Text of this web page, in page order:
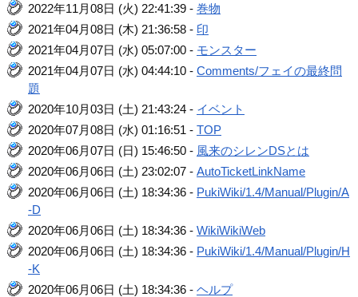
2022年11月08日 (火) 22:41:39 -巻物
2021年04月08日 (木) 21:36:58 - 印
2021年04月07日 (水) 05:07:00 - モンスター
2021年04月07日 (水) 04:44:10 -Comments/フェイの最終問
題
2020年10月03日 (土) 21:43:24 - イベント
2020年07月08日 (水) 01:16:51 -TOP
2020年06月07日 (日) 15:46:50 - 風来のシレンDSとは
2020年06月06日 (土) 23:02:07 -AutoTicketLinkName
2020年06月06日 (土) 18:34:36 - PukiWiki/1.4/Manual/Plugin/A
-D
2020年06月06日 (土) 18:34:36 -WikiWikiWeb
2020年06月06日 (土) 18:34:36 - PukiWiki/1.4/Manual/Plugin/H
-K
2020年06月06日 (土) 18:34:36 -ヘルプ